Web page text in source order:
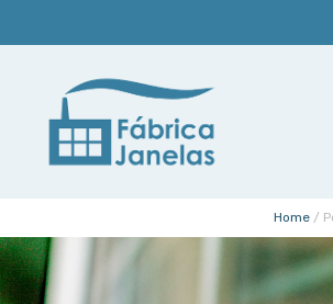
Home /